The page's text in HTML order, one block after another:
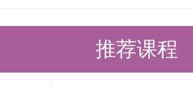
包括政治表现、外语
等）；
推荐课程